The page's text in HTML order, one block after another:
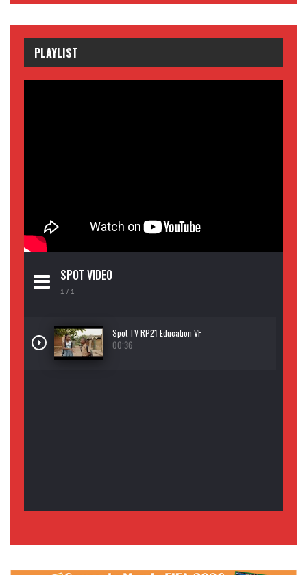
PLAYLIST
SPOT VIDEO
1 / 1
Spot TV RP21 Education VF
00:36